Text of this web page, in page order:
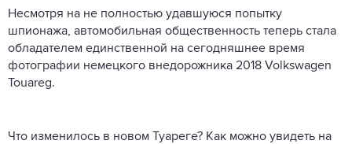
Несмотря на не полностью удавшуюся попытку
шпионажа, автомобильная общественность теперь стала
обладателем единственной на сегодняшнее время
фотографии немецкого внедорожника 2018 Volkswagen
Touareg.
Что изменилось в новом Туареге? Как можно увидеть на